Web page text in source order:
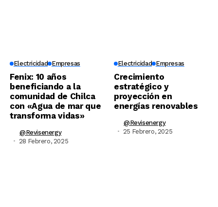
Electricidad Empresas
Fenix: 10 años
beneficiando a la
comunidad de Chilca
con «Agua de mar que
transforma vidas»
@revisenergy
28 Febrero, 2025
Electricidad Empresas
Crecimiento
estratégico y
proyección en
energías renovables
@revisenergy
25 Febrero, 2025